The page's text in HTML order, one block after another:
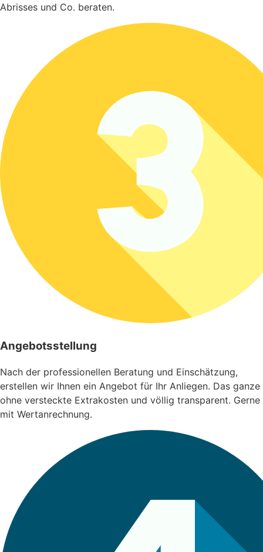
Abrisses und Co. beraten.
Angebotsstellung
Nach der professionellen Beratung und Einschätzung,
erstellen wir Ihnen ein Angebot für Ihr Anliegen. Das ganze
ohne versteckte Extrakosten und völlig transparent. Gerne
mit Wertanrechnung.